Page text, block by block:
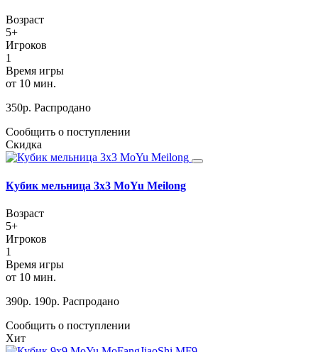
Возраст
5+
Игроков
1
Время игры
от 10 мин.
350р. Распродано
Сообщить о поступлении
Скидка
Кубик мельница 3х3 MoYu Meilong
Возраст
5+
Игроков
1
Время игры
от 10 мин.
390р. 190р. Распродано
Сообщить о поступлении
Хит